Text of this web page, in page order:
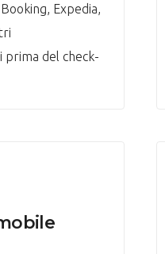
Expedia,
prima del check-